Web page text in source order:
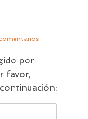
por
favor,